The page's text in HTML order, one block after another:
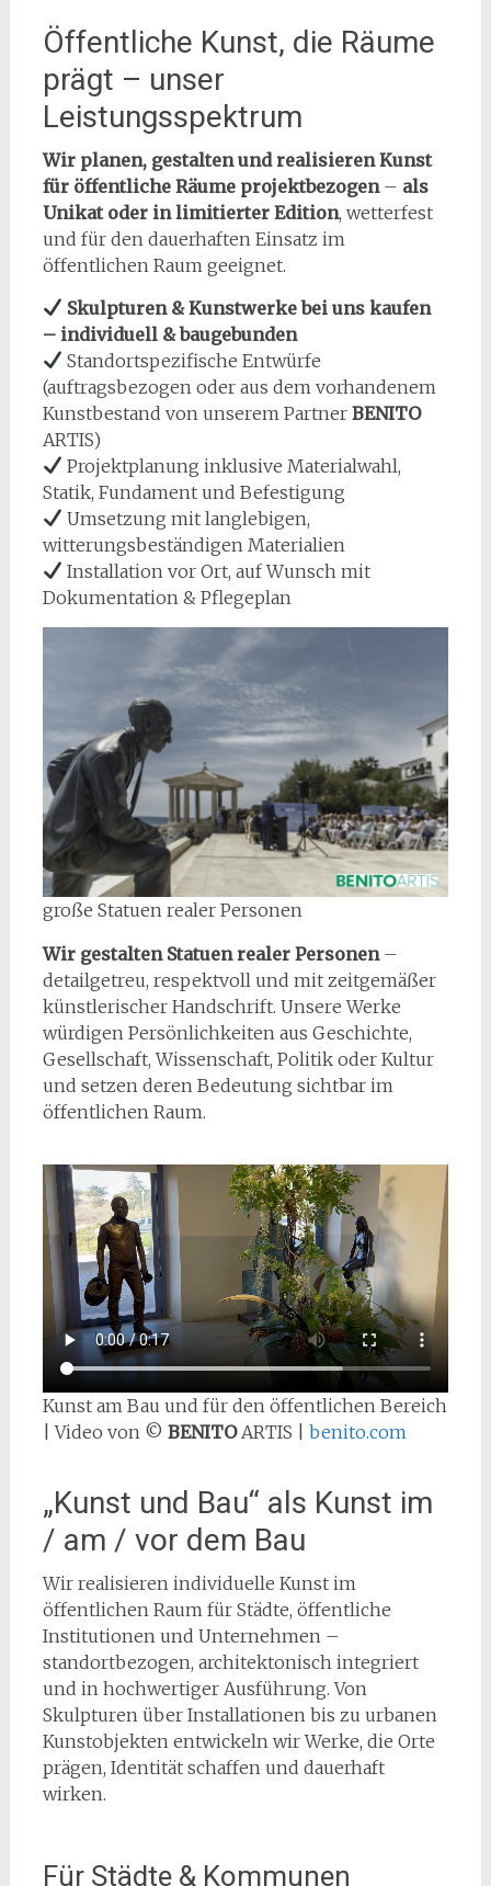
Öffentliche Kunst, die Räume
prägt – unser
Leistungsspektrum
Wir planen, gestalten und realisieren Kunst
für öffentliche Räume projektbezogen– als
Unikat oder in limitierter Edition, wetterfest
und für den dauerhaften Einsatz im
öffentlichen Raum geeignet.
Skulpturen & Kunstwerke bei uns kaufen
– individuell & baugebunden
Standortspezifische Entwürfe
(auftragsbezogen oder aus dem vorhandenem
Kunstbestand von unserem Partner BENITO
ARTIS)
Projektplanung inklusive Materialwahl,
Statik, Fundament und Befestigung
Umsetzung mit langlebigen,
witterungsbeständigen Materialien
Installation vor Ort, auf Wunsch mit
Dokumentation & Pflegeplan
große Statuen realer Personen
Wir gestalten Statuen realer Personen–
detailgetreu, respektvoll und mit zeitgemäßer
künstlerischer Handschrift. Unsere Werke
würdigen Persönlichkeiten aus Geschichte,
Gesellschaft, Wissenschaft, Politik oder Kultur
und setzen deren Bedeutung sichtbar im
öffentlichen Raum.
Kunst am Bau und für den öffentlichen Bereich
| Video von © BENITOARTIS | benito.com
„Kunst und Bau“ als Kunst im
/ am / vor dem Bau
Wir realisieren individuelle Kunst im
öffentlichen Raum für Städte, öffentliche
Institutionen und Unternehmen –
standortbezogen, architektonisch integriert
und in hochwertiger Ausführung. Von
Skulpturen über Installationen bis zu urbanen
Kunstobjekten entwickeln wir Werke, die Orte
prägen, Identität schaffen und dauerhaft
wirken.
Für Städte & Kommunen